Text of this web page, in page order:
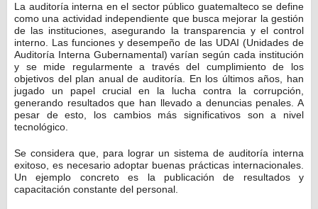
La auditoría interna en el sector público guatemalteco se define
como una actividad independiente que busca mejorar la gestión
de las instituciones, asegurando la transparencia y el control
interno. Las funciones y desempeño de las UDAI (Unidades de
Auditoría Interna Gubernamental) varían según cada institución
y se mide regularmente a través del cumplimiento de los
objetivos del plan anual de auditoría. En los últimos años, han
jugado un papel crucial en la lucha contra la corrupción,
generando resultados que han llevado a denuncias penales. A
pesar de esto, los cambios más significativos son a nivel
tecnológico.
Se considera que, para lograr un sistema de auditoría interna
exitoso, es necesario adoptar buenas prácticas internacionales.
Un ejemplo concreto es la publicación de resultados y
capacitación constante del personal.